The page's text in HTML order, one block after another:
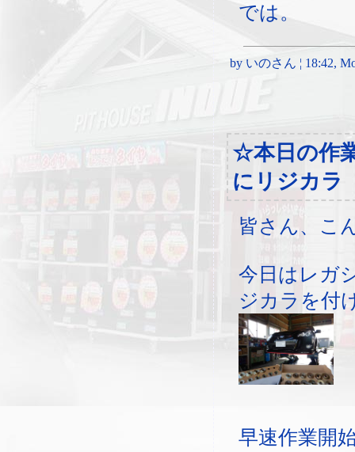
では。
by いのさん ¦ 18:42,
☆本日の作
にリジカラ
皆さん、こ
今日はレガ
ジカラを付
早速作業開